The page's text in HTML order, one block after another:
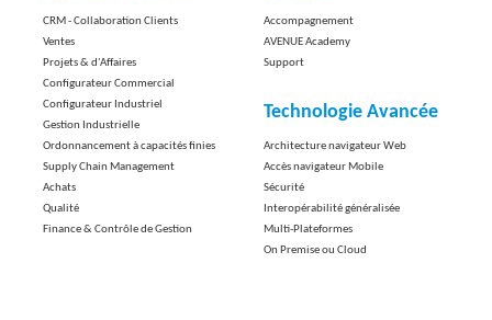
CRM - Collaboration Clients
Ventes
Projets & d'Affaires
Configurateur Commercial
Configurateur Industriel
Gestion Industrielle
Ordonnancement à capacités finies
Supply Chain Management
Achats
Qualité
Finance & Contrôle de Gestion
Accompagnement
AVENUE Academy
Support
Technologie Avancée
Architecture navigateur Web
Accès navigateur Mobile
Sécurité
Interopérabilité généralisée
Multi-Plateformes
On Premise ou Cloud